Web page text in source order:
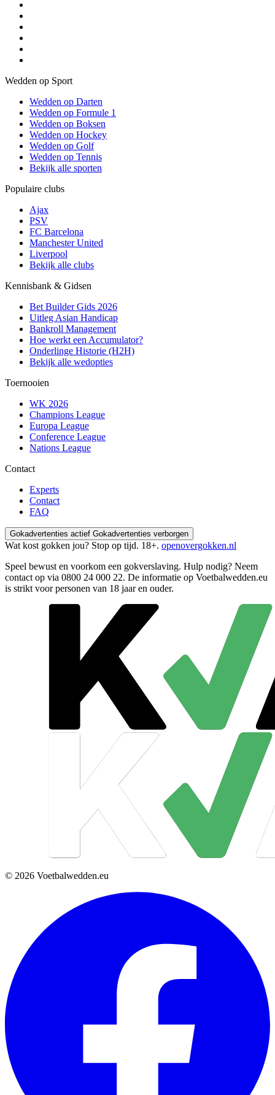
Wedden op Sport
Wedden op Darten
Wedden op Formule 1
Wedden op Boksen
Wedden op Hockey
Wedden op Golf
Wedden op Tennis
Bekijk alle sporten
Populaire clubs
Ajax
PSV
FC Barcelona
Manchester United
Liverpool
Bekijk alle clubs
Kennisbank & Gidsen
Bet Builder Gids 2026
Uitleg Asian Handicap
Bankroll Management
Hoe werkt een Accumulator?
Onderlinge Historie (H2H)
Bekijk alle wedopties
Toernooien
WK 2026
Champions League
Europa League
Conference League
Nations League
Contact
Experts
Contact
FAQ
Gokadvertenties actief Gokadvertenties verborgen
Wat kost gokken jou? Stop op tijd. 18+. openovergokken.nl
Speel bewust en voorkom een gokverslaving. Hulp nodig? Neem
contact op via 0800 24 000 22. De informatie op Voetbalwedden.eu
is strikt voor personen van 18 jaar en ouder.
© 2026 Voetbalwedden.eu